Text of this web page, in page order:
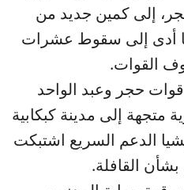
إلى كمين جديد من
أدى إلى سقوط عشرات
القوات.
حجر وعبد الواحد
متجهة إلى مدينة كبكابية
الدعم السريع اشتبكت
القافلة.